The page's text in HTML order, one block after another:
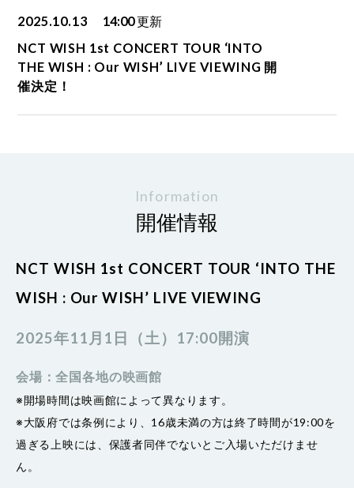
2025.10.13 14:00更新
NCT WISH 1st CONCERT TOUR ‘INTO
THE WISH : Our WISH’ LIVE VIEWING 開
催決定！
Information
開催情報
NCT WISH 1st CONCERT TOUR ‘INTO THE
WISH : Our WISH’ LIVE VIEWING
2025年11月1日（土）17:00開演
会場：全国各地の映画館
※開場時間は映画館によって異なります。
※大阪府では条例により、16歳未満の方は終了時間が19:00を
過ぎる上映には、保護者同伴でないとご入場いただけませ
ん。